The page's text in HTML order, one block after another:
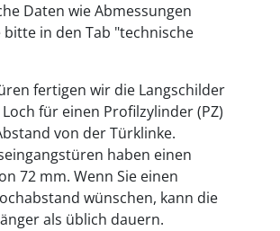
Daten wie Abmessungen
bitte in den Tab "technische
fertigen wir die Langschilder
für einen Profilzylinder (PZ)
von der Türklinke.
haben einen
72 mm. Wenn Sie einen
wünschen, kann die
als üblich dauern.